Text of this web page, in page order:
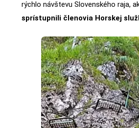
rýchlo návštevu Slovenského raja,
sprístupnili členovia Horskej